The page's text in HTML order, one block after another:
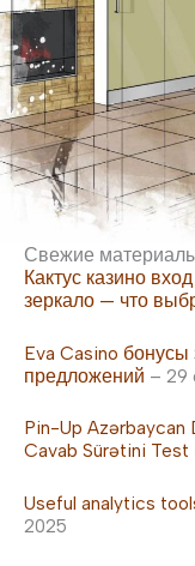
Свежие
Кактус казино
зеркало — что
Eva Casino
предложений – 29
Pin-Up
Cavab Sürətini Test
Useful analytics
2025